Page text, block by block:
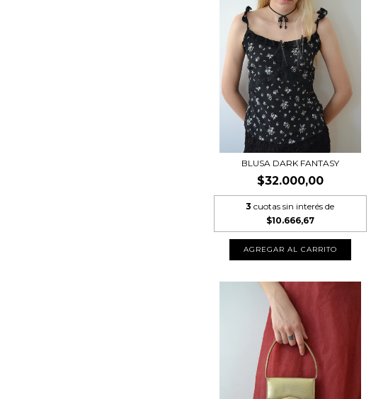
BLUSA DARK FANTASY
$32.000,00
3 cuotas sin interés de
$10.666,67